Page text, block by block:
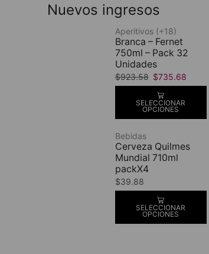
Nuevos ingresos
Aperitivos (+18)
Branca – Fernet
750ml – Pack 32
Unidades
$923.58 $735.68
SELECCIONAR
OPCIONES
Bebidas
Cerveza Quilmes
Mundial 710ml
packX4
$39.88
SELECCIONAR
OPCIONES